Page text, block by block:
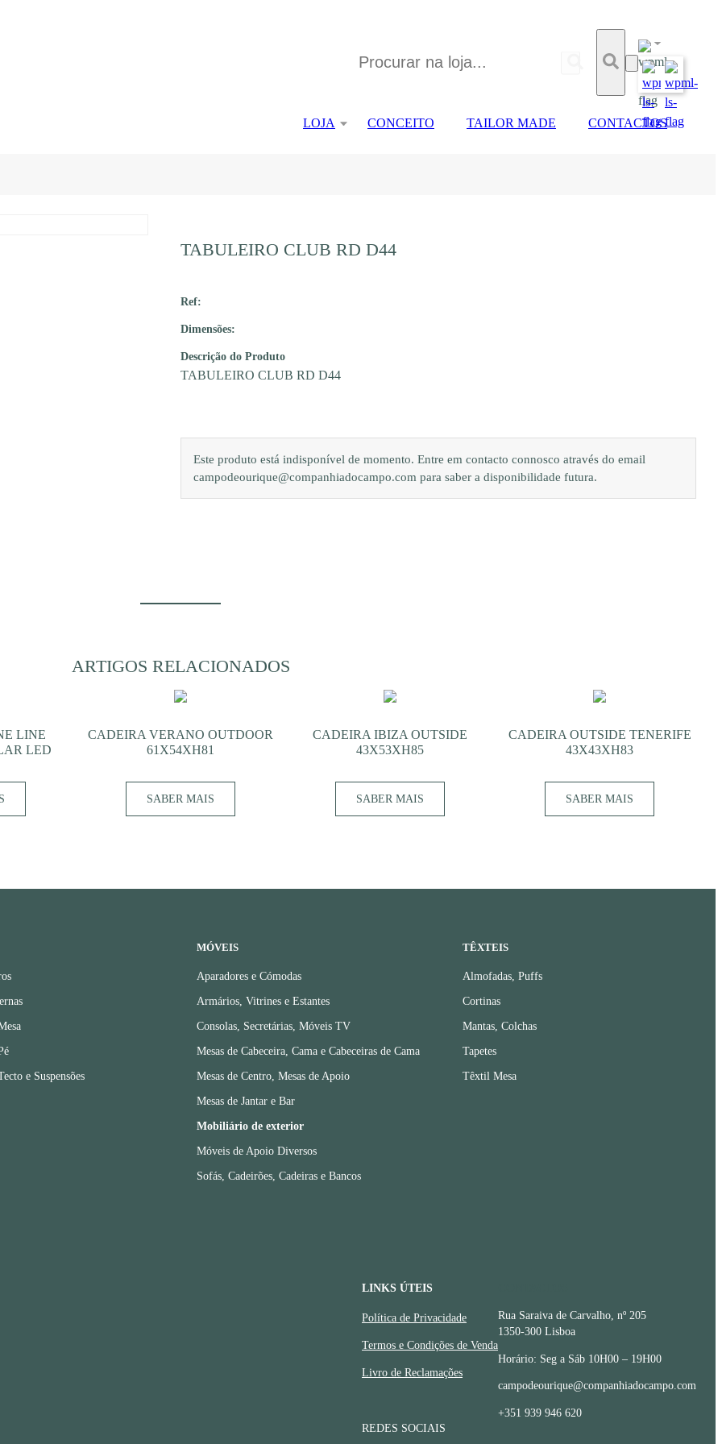
LOJA CONCEITO TAILOR MADE CONTACTOS
TABULEIRO CLUB RD D44
Ref:
Dimensões:
Descrição do Produto
TABULEIRO CLUB RD D44
Este produto está indisponível de momento. Entre em contacto connosco através do email
campodeourique@companhiadocampo.com para saber a disponibilidade futura.
ARTIGOS RELACIONADOS
LINE
LED
CADEIRA VERANO OUTDOOR
61X54XH81
SABER MAIS
CADEIRA IBIZA OUTSIDE
43X53XH85
SABER MAIS
CADEIRA OUTSIDE TENERIFE
43X43XH83
SABER MAIS
e Suspensões
MÓVEIS
Aparadores e Cómodas
Armários, Vitrines e Estantes
Consolas, Secretárias, Móveis TV
Mesas de Cabeceira, Cama e Cabeceiras de Cama
Mesas de Centro, Mesas de Apoio
Mesas de Jantar e Bar
Mobiliário de exterior
Móveis de Apoio Diversos
Sofás, Cadeirões, Cadeiras e Bancos
TÊXTEIS
Almofadas, Puffs
Cortinas
Mantas, Colchas
Tapetes
Têxtil Mesa
LINKS ÚTEIS
Política de Privacidade
Termos e Condições de Venda
Livro de Reclamações
REDES SOCIAIS
Rua Saraiva de Carvalho, nº 205
1350-300 Lisboa
Horário: Seg a Sáb 10H00 – 19H00
campodeourique@companhiadocampo.com
+351 939 946 620